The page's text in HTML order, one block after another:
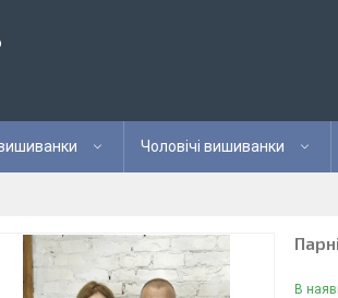
Чоловічі вишиванки
В